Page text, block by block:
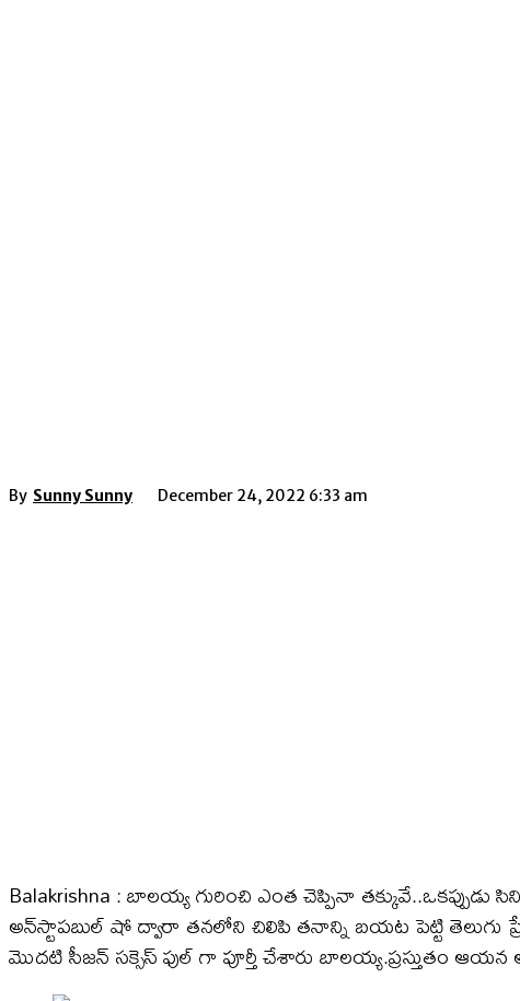
By Sunny Sunny December 24, 2022 6:33 am
Balakrishna : బాలయ్య గురించి ఎంత చెప్పినా
అన్‌స్టాపబుల్ షో ద్వారా తనలోని చిలిపి తనాన్ని బయట పెట్టి తెలుగు
మొదటి సీజన్ సక్సెస్ ఫుల్ గా పూర్తీ చేశారు బాలయ్య.ప్రస్తుతం ఆయన